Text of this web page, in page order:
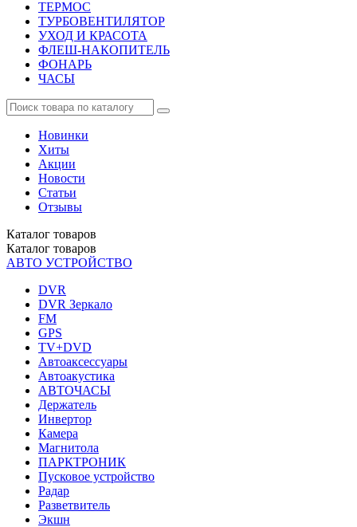
ТЕРМОС
ТУРБОВЕНТИЛЯТОР
УХОД И КРАСОТА
ФЛЕШ-НАКОПИТЕЛЬ
ФОНАРЬ
ЧАСЫ
Новинки
Хиты
Акции
Новости
Статьи
Отзывы
Каталог товаров
Каталог товаров
АВТО УСТРОЙСТВО
DVR
DVR Зеркало
FM
GPS
TV+DVD
Автоаксессуары
Автоакустика
АВТОЧАСЫ
Держатель
Инвертор
Камера
Магнитола
ПАРКТРОНИК
Пусковое устройство
Радар
Разветвитель
Экшн